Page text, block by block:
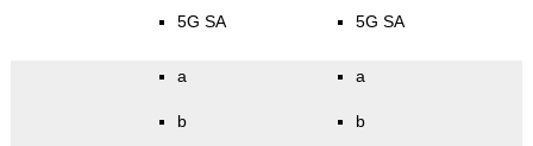
5G SA 5G SA
a
b
a
b